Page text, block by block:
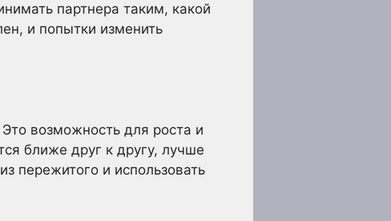
партнера таким, какой
и попытки изменить
возможность для роста и
ближе друг к другу, лучше
пережитого и использовать